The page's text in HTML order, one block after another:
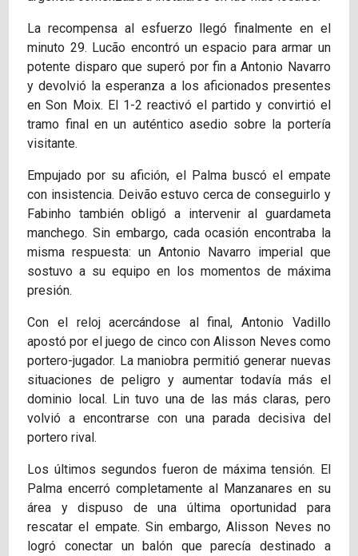
La recompensa al esfuerzo llegó finalmente en el
minuto 29. Lucão encontró un espacio para armar un
potente disparo que superó por fin a Antonio Navarro
y devolvió la esperanza a los aficionados presentes
en Son Moix. El 1-2 reactivó el partido y convirtió el
tramo final en un auténtico asedio sobre la portería
visitante.
Empujado por su afición, el Palma buscó el empate
con insistencia. Deivão estuvo cerca de conseguirlo y
Fabinho también obligó a intervenir al guardameta
manchego. Sin embargo, cada ocasión encontraba la
misma respuesta: un Antonio Navarro imperial que
sostuvo a su equipo en los momentos de máxima
presión.
Con el reloj acercándose al final, Antonio Vadillo
apostó por el juego de cinco con Alisson Neves como
portero-jugador. La maniobra permitió generar nuevas
situaciones de peligro y aumentar todavía más el
dominio local. Lin tuvo una de las más claras, pero
volvió a encontrarse con una parada decisiva del
portero rival.
Los últimos segundos fueron de máxima tensión. El
Palma encerró completamente al Manzanares en su
área y dispuso de una última oportunidad para
rescatar el empate. Sin embargo, Alisson Neves no
logró conectar un balón que parecía destinado a